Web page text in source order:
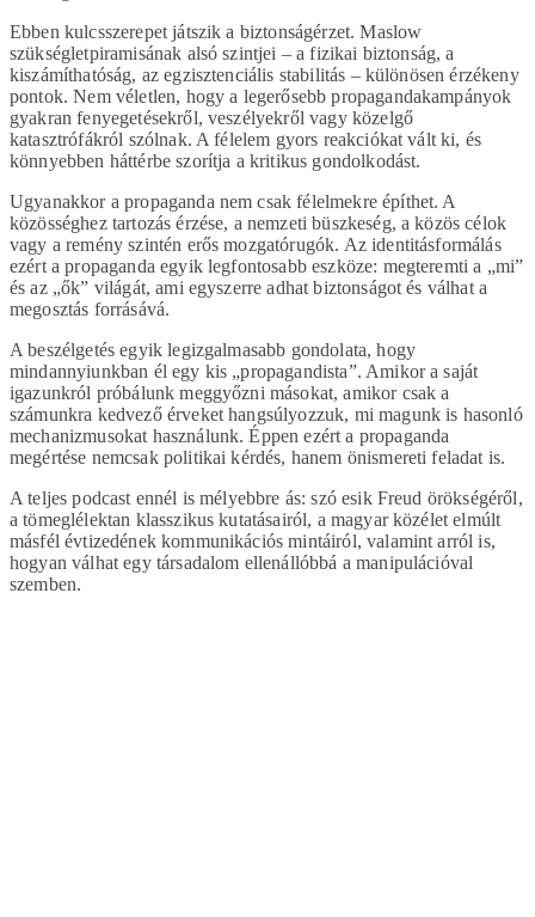
Ebben kulcsszerepet játszik a biztonságérzet. Maslow
szükségletpiramisának alsó szintjei – a fizikai biztonság, a
kiszámíthatóság, az egzisztenciális stabilitás – különösen érzékeny
pontok. Nem véletlen, hogy a legerősebb propagandakampányok
gyakran fenyegetésekről, veszélyekről vagy közelgő
katasztrófákról szólnak. A félelem gyors reakciókat vált ki, és
könnyebben háttérbe szorítja a kritikus gondolkodást.
Ugyanakkor a propaganda nem csak félelmekre építhet. A
közösséghez tartozás érzése, a nemzeti büszkeség, a közös célok
vagy a remény szintén erős mozgatórugók. Az identitásformálás
ezért a propaganda egyik legfontosabb eszköze: megteremti a „mi”
és az „ők” világát, ami egyszerre adhat biztonságot és válhat a
megosztás forrásává.
A beszélgetés egyik legizgalmasabb gondolata, hogy
mindannyiunkban él egy kis „propagandista”. Amikor a saját
igazunkról próbálunk meggyőzni másokat, amikor csak a
számunkra kedvező érveket hangsúlyozzuk, mi magunk is hasonló
mechanizmusokat használunk. Éppen ezért a propaganda
megértése nemcsak politikai kérdés, hanem önismereti feladat is.
A teljes podcast ennél is mélyebbre ás: szó esik Freud örökségéről,
a tömeglélektan klasszikus kutatásairól, a magyar közélet elmúlt
másfél évtizedének kommunikációs mintáiról, valamint arról is,
hogyan válhat egy társadalom ellenállóbbá a manipulációval
szemben.